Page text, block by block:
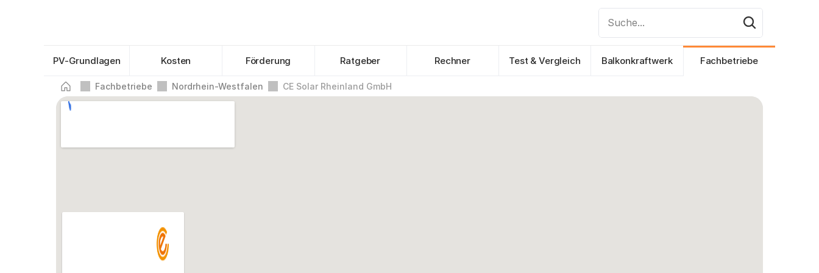
Suche...
PV-Grundlagen Kosten Förderung Ratgeber Rechner Test & Vergleich Balkonkraftwerk Fachbetriebe
Fachbetriebe Nordrhein-Westfalen CE Solar Rheinland GmbH